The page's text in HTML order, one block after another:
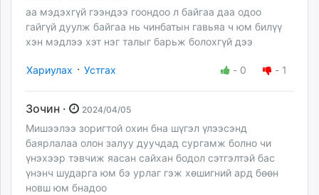
аа мэдэхгүй гээндээ гоондоо л байгаа даа одоо
гайгүй дуулж байгаа нь чинбатын гавьяа ч юм билүү
хэн мэдлээ хэт нэг талыг барьж болохгүй дээ
Хариулах · Устгах - 0 - 1
Зочин · 2024/04/05
Мишээлээ зоригтой охин бна шүгэл үлээсэнд
баярлалаа олон залуу дуучдад сургамж болно чи
үнэхээр тэвчиж яасан сайхан бодол сэтгэлтэй бас
үнэнч шударга юм бэ урлаг гэж хөшигний ард бөөн
новш юм бнадоо